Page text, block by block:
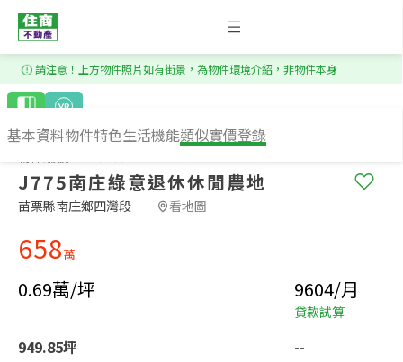
基本資料物件特色生活機能類似實價登錄
請注意！上方物件照片如有街景，為物件環境介紹，非物件本身
J775南庄綠意退休休閒農地
苗栗縣南庄鄉四灣段​ 看地圖
658萬
0.69萬/坪 9604/月
貸款試算
949.85坪 --